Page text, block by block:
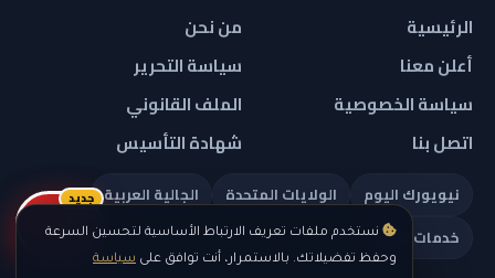
نستخدم ملفات تعريف الارتباط الأساسية لتحسين السرعة
وحفظ تفضيلاتك. بالاستمرار، أنت توافق على سياسة
الرئيسية
من نحن
أعلن معنا
سياسة التحرير
سياسة الخصوصية
الملف القانوني
اتصل بنا
شهادة التأسيس
نيويورك اليوم الولايات المتحدة
الجالية العربية
خدمات تهمك
ريلز
جديد